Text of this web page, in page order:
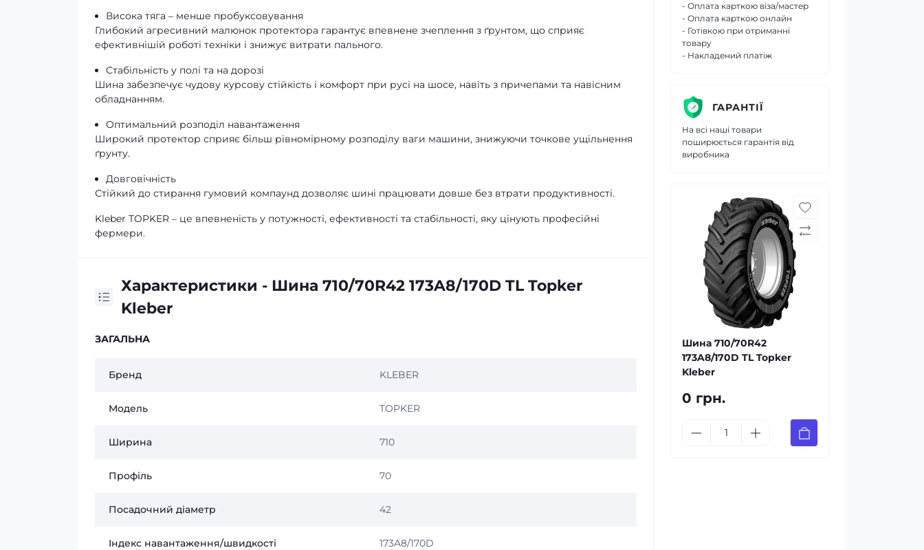
Висока тяга – менше пробуксовування
Глибокий агресивний малюнок протектора гарантує впевнене зчеплення з ґрунтом, що сприяє
ефективнішій роботі техніки і знижує витрати пального.
Стабільність у полі та на дорозі
Шина забезпечує чудову курсову стійкість і комфорт при русі на шосе, навіть з причепами та навісним
обладнанням.
Оптимальний розподіл навантаження
Широкий протектор сприяє більш рівномірному розподілу ваги машини, знижуючи точкове ущільнення
ґрунту.
Довговічність
Стійкий до стирання гумовий компаунд дозволяє шині працювати довше без втрати продуктивності.
Kleber TOPKER – це впевненість у потужності, ефективності та стабільності, яку цінують професійні
фермери.
Характеристики - Шина 710/70R42 173A8/170D TL Topker
Kleber
ЗАГАЛЬНА
Бренд KLEBER
Модель TOPKER
Ширина 710
Профіль 70
Посадочний діаметр 42
Індекс навантаження/швидкості 173A8/170D
- Оплата карткою віза/мастер
- Оплата карткою онлайн
- Готівкою при отриманні
товару
- Накладений платіж
ГАРАНТІЇ
На всі наші товари
поширюється гарантія від
виробника
Шина 710/70R42
173A8/170D TL Topker
Kleber
0 грн.